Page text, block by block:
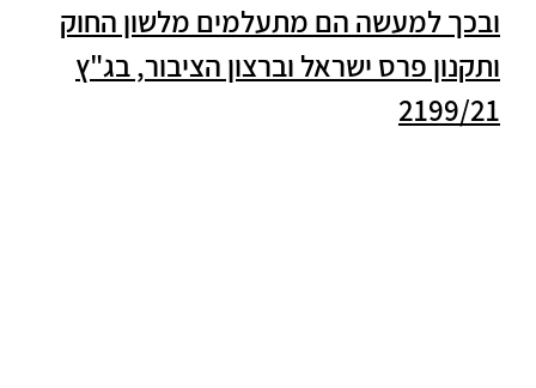
ובכך למעשה הם מתעלמים מלשון החוק
ותקנון פרס ישראל וברצון הציבור, בג"ץ
2199/21